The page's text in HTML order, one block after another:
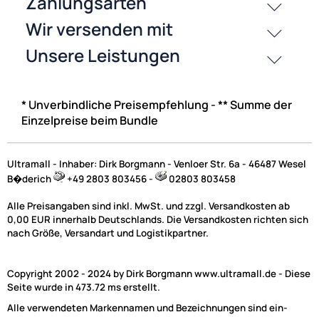
Peugeot Opel Phantomspeisung u. Diversity adaptiert von 2 x Fakra (m) auf
(m)
Preise inkl. ges. MwSt.
* Unverbindliche Preisempfehlung - ** Summe der
Einzelpreise beim Bundle
Ultramall - Inhaber: Dirk Borgmann - Venloer Str. 6a - 46487 Wesel
B�derich
+49 2803 803456 - 02803 803458
Alle Preisangaben sind inkl. MwSt. und zzgl. Versandkosten ab
0,00 EUR innerhalb Deutschlands. Die Versandkosten richten sich
nach Größe, Versandart und Logistikpartner.
Copyright 2002 - 2024 by Dirk Borgmann www.ultramall.de - Diese
Seite wurde in 473.72 ms erstellt.
Alle verwendeten Markennamen und Bezeichnungen sind ein-